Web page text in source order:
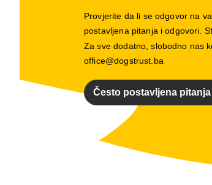
Provjerite da li se odgovor na
postavljena pitanja i odgovori.
Za sve dodatno, slobodno nas
office@dogstrust.ba
Često postavljena